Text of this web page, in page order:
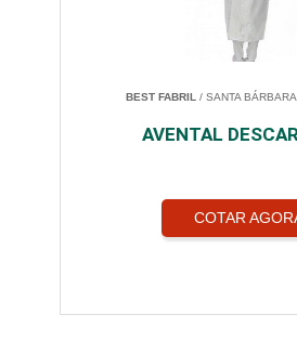
BEST FABRIL / SANTA
AVENTAL
COTAR